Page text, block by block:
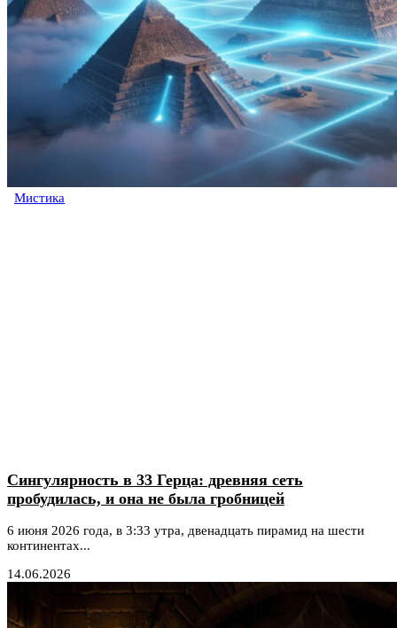
Мистика
Сингулярность в 33 Герца: древняя сеть
пробудилась, и она не была гробницей
6 июня 2026 года, в 3:33 утра, двенадцать пирамид на шести
континентах...
14.06.2026